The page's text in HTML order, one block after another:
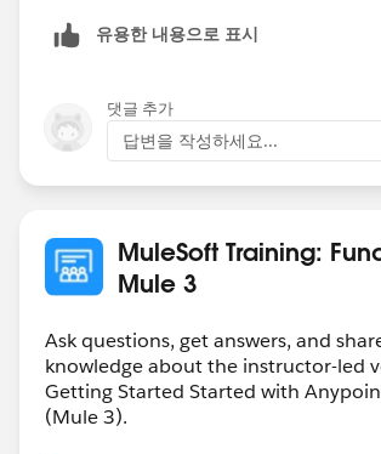
유용한 내용으로 표시
댓글 추가
답변을 작성하세요...
MuleSoft Training:
Mule 3
Ask questions, get answers, and
knowledge about the instructor-led
Getting Started Started with
(Mule 3).